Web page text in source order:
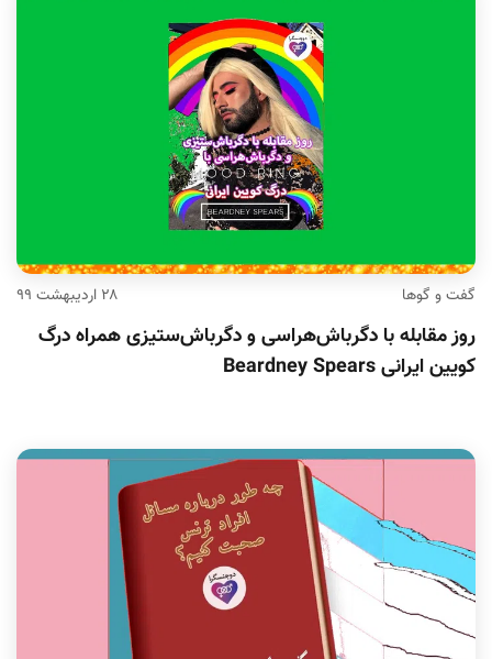
گفت و گوها ۲۸ اردیبهشت ۹۹
روز مقابله با دگرباش‌هراسی و دگرباش‌ستیزی همراه درگ
کویین ایرانی Beardney Spears